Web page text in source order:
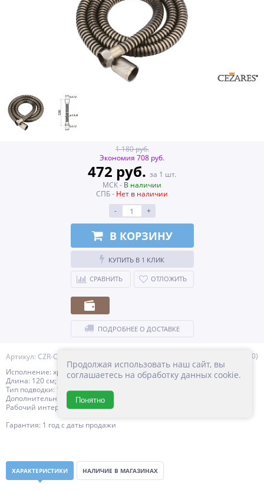
Артикул: CZR-C-FMDC2-120-02
(0)
Исполнение: хром (01), бронза (02), золото (03)
Длина: 120 см; 150 см; 180 см
Тип подводки: 1/2"
Дополнительные функции: защита от перекручивания
Рабочий интервал давления в водопроводной сети: 0,5-6,0 Атм
Гарантия: 1 год с даты продажи
1 180 руб.
Экономия 708 руб.
472 руб. за 1 шт.
МСК - В наличии
СПБ - Нет в наличии
-
+
В КОРЗИНУ
КУПИТЬ В 1 КЛИК
СРАВНИТЬ ОТЛОЖИТЬ
ПОДРОБНЕЕ О ДОСТАВКЕ
ХАРАКТЕРИСТИКИ НАЛИЧИЕ В МАГАЗИНАХ
Продолжая использовать наш сайт, вы
соглашаетесь на обработку данных cookie.
Понятно